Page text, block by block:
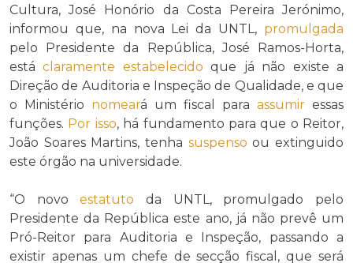
Cultura, José Honório da Costa Pereira Jerónimo,
informou que, na nova Lei da UNTL, promulgada
pelo Presidente da República, José Ramos-Horta,
estáclaramente estabelecido que já não existe a
Direção de Auditoria e Inspeção de Qualidade, e que
o Ministério nomeará um fiscal para assumir essas
funções. Por isso, há fundamento para que o Reitor,
João Soares Martins, tenha suspenso ou extinguido
este órgão na universidade.
“O novoestatuto da UNTL, promulgado pelo
Presidente da República este ano, já não prevê um
Pró-Reitor para Auditoria e Inspeção, passando a
existir apenas um chefe de secção fiscal, que será